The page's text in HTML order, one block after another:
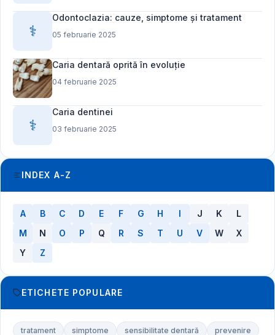
⚕️
Odontoclazia: cauze, simptome și tratament
05 februarie 2025
Caria dentară oprită în evoluție
04 februarie 2025
⚕️
Caria dentinei
03 februarie 2025
INDEX A-Z
A B C D E F G H I J K
L
M
N O P Q R S T U V W
X
Y
Z
ETICHETE POPULARE
tratament simptome sensibilitate dentară
prevenire